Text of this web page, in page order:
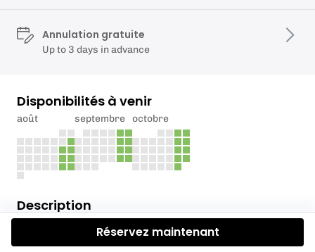
Description
National paintball games Staffordshire offers a fun,
Annulation gratuite
Up to 3 days in advance
Disponibilités à venir
août septembre octobre
Réservez maintenant